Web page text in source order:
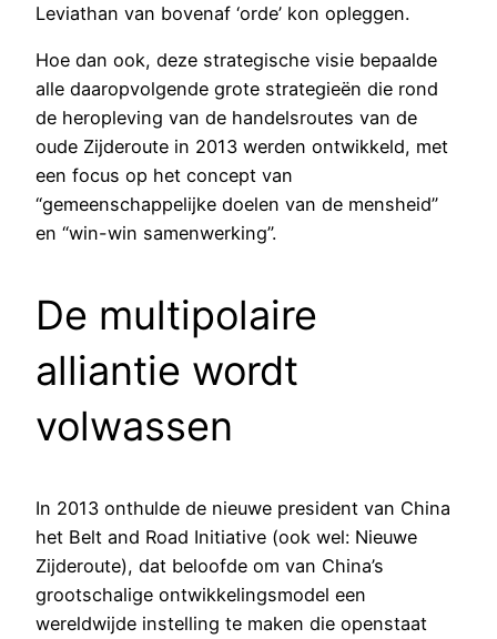
Leviathan van bovenaf ‘orde’ kon opleggen.
Hoe dan ook, deze strategische visie bepaalde
alle daaropvolgende grote strategieën die rond
de heropleving van de handelsroutes van de
oude Zijderoute in 2013 werden ontwikkeld, met
een focus op het concept van
“gemeenschappelijke doelen van de mensheid”
en “win-win samenwerking”.
De multipolaire
alliantie wordt
volwassen
In 2013 onthulde de nieuwe president van China
het Belt and Road Initiative (ook wel: Nieuwe
Zijderoute), dat beloofde om van China’s
grootschalige ontwikkelingsmodel een
wereldwijde instelling te maken die openstaat